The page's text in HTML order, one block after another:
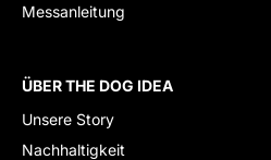
Messanleitung
ÜBER THE DOG IDEA
Unsere Story
Nachhaltigkeit